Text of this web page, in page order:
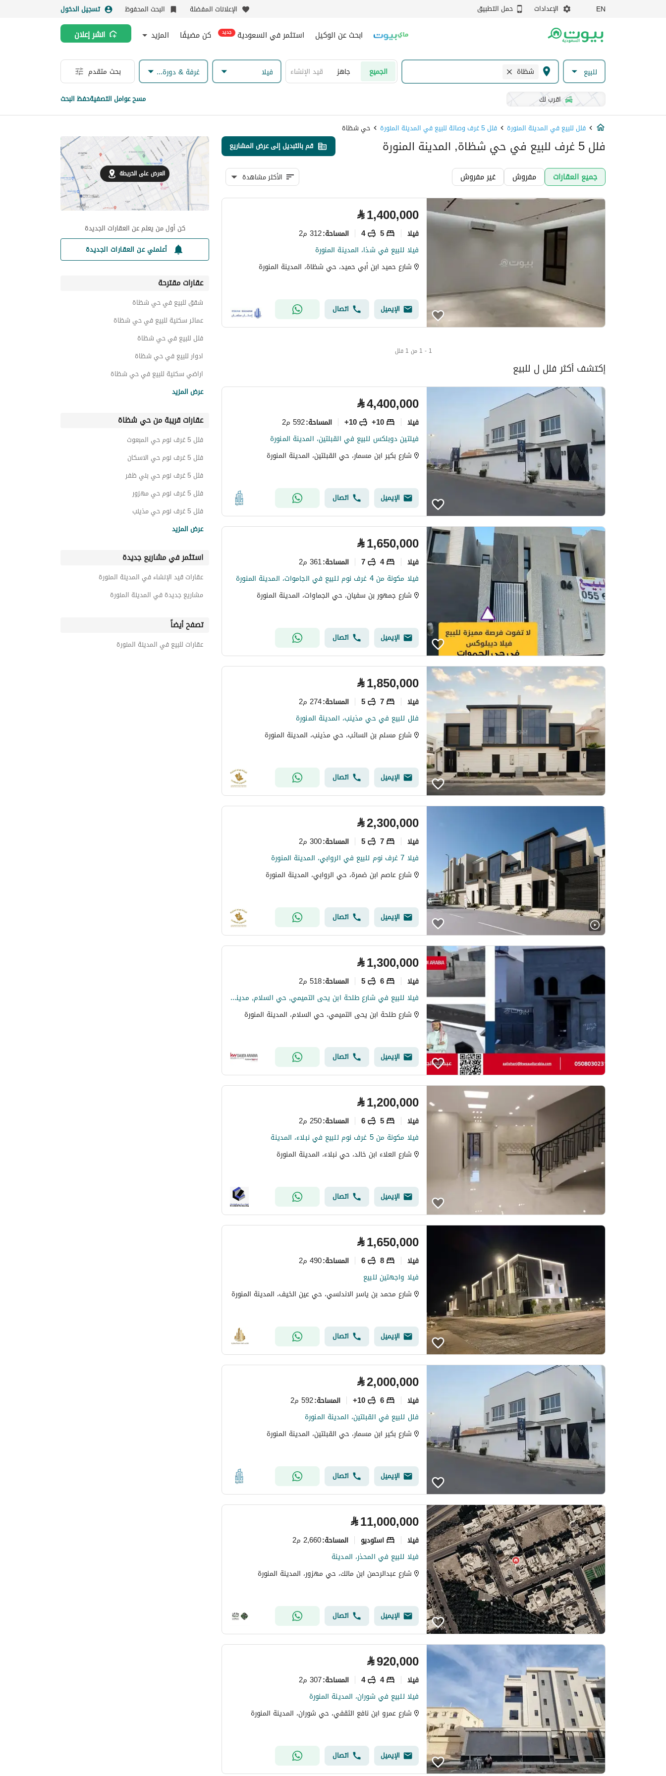
EN الإعدادات حمل التطبيق الإعلانات المفضلة البحث المحفوظ تسجيل الدخول
ابحث عن الوكيل استثمر في السعودية جديد كن مضيفًا المزيد انشر إعلان
للبيع شظاة الجميع جاهز قيد الإنشاء فیلا غرفة & دورة مياه بحث متقدم
اقرب لك مسح عوامل التصفيةحفظ البحث
فلل للبيع في المدينة المنورة فلل 5 غرف وصالة للبيع في المدينة المنورة حي شظاة
فلل 5 غرف للبيع في حي شظاة, المدينة المنورة قم بالتبديل إلى عرض المشاريع
جميع العقارات مفروش غير مفروش الأكثر مشاهدة
⃁1,400,000
فیلا 5
4 المساحة:312 م2
فيلا للبيع في شذا، المدينة المنورة
شارع حميد ابن أبي حميد، حي شظاة، المدينة المنورة
الإيميل اتصال
1 - 1 من 1 فلل
إكتشف أكثر فلل ل للبيع
⃁4,400,000
فیلا 10+
10+ المساحة:592 م2
فيلتين دوبلكس للبيع في القبلتين، المدينة المنورة
شارع بكير ابن مسمار، حي القبلتين، المدينة المنورة
الإيميل اتصال
⃁1,650,000
فیلا 4
7 المساحة:361 م2
فيلا مكونة من 4 غرف نوم للبيع في الجاموات، المدينة المنورة
شارع جمهور بن سفيان، حي الجماوات، المدينة المنورة
الإيميل اتصال
⃁1,850,000
فیلا 7
5 المساحة:274 م2
فلل للبيع في حي مذينب، المدينة المنورة
شارع مسلم بن السائب، حي مذينب، المدينة المنورة
الإيميل اتصال
⃁2,300,000
فیلا 7
5 المساحة:300 م2
فيلا 7 غرف نوم للبيع في الروابي، المدينة المنورة
شارع عاصم ابن ضمرة، حي الروابي، المدينة المنورة
الإيميل اتصال
⃁1,300,000
فیلا 6
5 المساحة:518 م2
فيلا للبيع في شارع طلحة ابن يحى التميمي, حي السلام, مدينة المدينه المنوره, منطقة المدينة المنورة
شارع طلحة ابن يحى التميمي، حي السلام، المدينة المنورة
الإيميل اتصال
⃁1,200,000
فیلا 5
6 المساحة:250 م2
فيلا مكونة من 5 غرف نوم للبيع في نبلاء، المدينة
شارع العلاء ابن خالد، حي نبلاء، المدينة المنورة
الإيميل اتصال
⃁1,650,000
فیلا 8
6 المساحة:490 م2
فيلا واجهتين للبيع
شارع محمد بن ياسر الاندلسي، حي عين الخيف، المدينة المنورة
الإيميل اتصال
⃁2,000,000
فیلا 6
10+ المساحة:592 م2
فلل للبيع في القبلتين، المدينة المنورة
شارع بكير ابن مسمار، حي القبلتين، المدينة المنورة
الإيميل اتصال
⃁11,000,000
فیلا استوديو المساحة:2,660 م2
فيلا للبيع في المحذر، المدينة
شارع عبدالرحمن ابن مالك، حي مهزور، المدينة المنورة
الإيميل اتصال
⃁920,000
فیلا 4
4 المساحة:307 م2
فيلا للبيع في شوران، المدينة المنورة
شارع عمرو ابن نافع الثقفي، حي شوران، المدينة المنورة
الإيميل اتصال
العرض على الخريطة
كن أول من يعلم عن العقارات الجديدة
أعلمني عن العقارات الجديدة
عقارات مقترحة
شقق للبيع في حي شظاة
عمائر سكنية للبيع في حي شظاة
فلل للبيع في حي شظاة
ادوار للبيع في حي شظاة
اراضي سكنية للبيع في حي شظاة
عرض المزيد
عقارات قريبة من حي شظاة
فلل 5 غرف نوم حي المبعوث
فلل 5 غرف نوم حي الاسكان
فلل 5 غرف نوم حي بني ظفر
فلل 5 غرف نوم حي مهزور
فلل 5 غرف نوم حي مذينب
فلل 5 غرف نوم حي أبو سدر
فلل 5 غرف نوم حي شوران
فلل 5 غرف نوم حي نبلاء
عرض المزيد
استثمر في مشاريع جديدة
عقارات قيد الإنشاء في المدينة المنورة
مشاريع جديدة في المدينة المنورة
تصفح أيضاً
عقارات للبيع في المدينة المنورة